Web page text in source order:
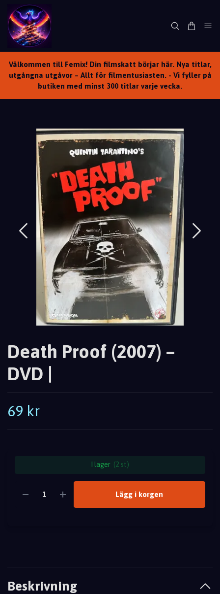
Välkommen till Femix! Din filmskatt börjar här. Nya titlar,
utgångna utgåvor – Allt för filmentusiasten. - Vi fyller på
butiken med minst 300 titlar varje vecka.
Death Proof (2007) –
DVD |
69 kr
I lager (2 st)
Lägg i korgen
Beskrivning